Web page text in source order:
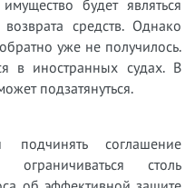
будет являться
средств. Однако
уже не получилось.
в иностранных судах. В
подзатянуться.
соглашение
столь